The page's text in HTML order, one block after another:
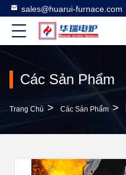
sales@huarui-furnace.com
Các Sản Phẩm
Trang Chủ > Các Sản Phẩm >